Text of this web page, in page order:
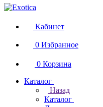
Кабинет
0 Избранное
0 Корзина
Каталог
Назад
Каталог